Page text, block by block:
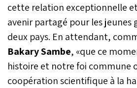
cette relation exceptionnelle
avenir partagé pour les jeunes
deux pays. En attendant,
Bakary Sambe, «que ce
histoire et notre foi commune
coopération scientifique à la